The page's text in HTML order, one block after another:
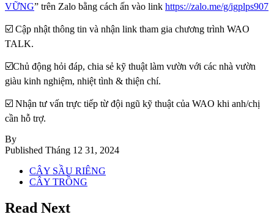
VỮNG” trên Zalo bằng cách ấn vào link https://zalo.me/g/igplps907
☑️ Cập nhật thông tin và nhận link tham gia chương trình WAO
TALK.
☑️Chủ động hỏi đáp, chia sẻ kỹ thuật làm vườn với các nhà vườn
giàu kinh nghiệm, nhiệt tình & thiện chí.
☑️ Nhận tư vấn trực tiếp từ đội ngũ kỹ thuật của WAO khi anh/chị
cần hỗ trợ.
By
Published Tháng 12 31, 2024
CÂY SẦU RIÊNG
CÂY TRỒNG
Read Next